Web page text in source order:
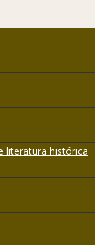
literatura histórica